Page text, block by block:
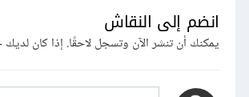
انضم إلى النقاش
يمكنك أن تنشر الآن وتسجل لاحقًا. إذا كان